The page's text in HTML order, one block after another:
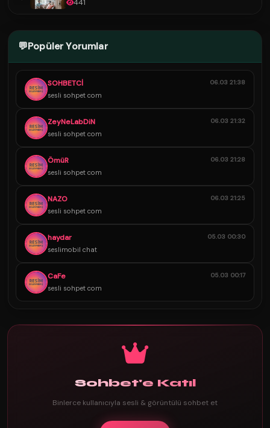
441
💬Popüler Yorumlar
SOHBETCİ
sesli sohpet com
06.03 21:38
ZeyNeLabDiN
sesli sohpet com
06.03 21:32
ÖmüR
sesli sohpet com
06.03 21:28
NAZO
sesli sohpet com
06.03 21:25
haydar
seslimobil chat
05.03 00:30
CaFe
sesli sohpet com
05.03 00:17
Sohbet'e Katıl
Binlerce kullanıcıyla sesli & görüntülü sohbet et